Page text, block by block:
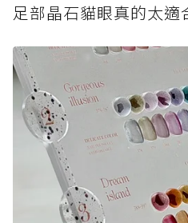
足部晶石貓眼真的太適